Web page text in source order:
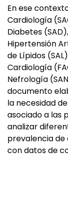
En ese
Cardiología
Diabetes
Hipertensión
de Lípidos
Cardiología
Nefrología
documento
la necesidad
asociado a las
analizar
prevalencia
con datos de